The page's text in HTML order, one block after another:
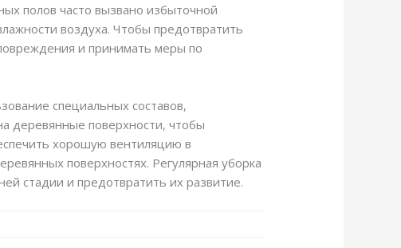
полов часто вызвано избыточной
воздуха. Чтобы предотвратить
и принимать меры по
специальных составов,
деревянные поверхности, чтобы
хорошую вентиляцию в
поверхностях. Регулярная уборка
стадии и предотвратить их развитие.